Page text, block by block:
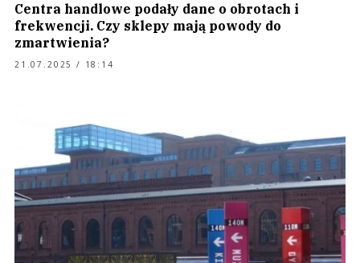
Centra handlowe podały dane o obrotach i
frekwencji. Czy sklepy mają powody do
zmartwienia?
21.07.2025 / 18:14